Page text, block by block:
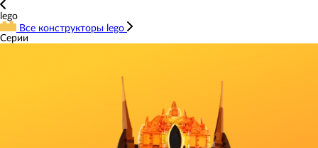
lego
Все конструкторы lego
Серии